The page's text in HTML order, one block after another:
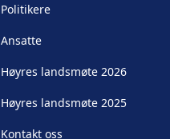
Politikere
Ansatte
Høyres landsmøte 2026
Høyres landsmøte 2025
Kontakt oss